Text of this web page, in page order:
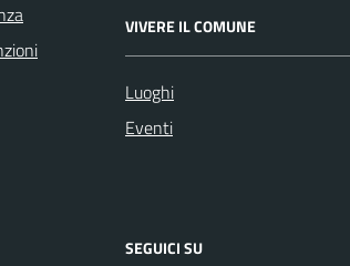
VIVERE IL COMUNE
Luoghi
Eventi
SEGUICI SU